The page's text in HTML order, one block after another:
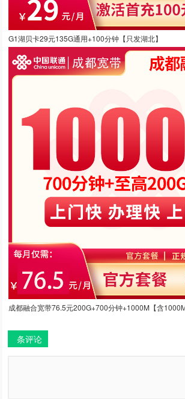
G1湖贝卡29元135G通用+100分钟【只发湖北】
成都融合宽带76.5元200G+700分钟+1000M【含1000M
条评论